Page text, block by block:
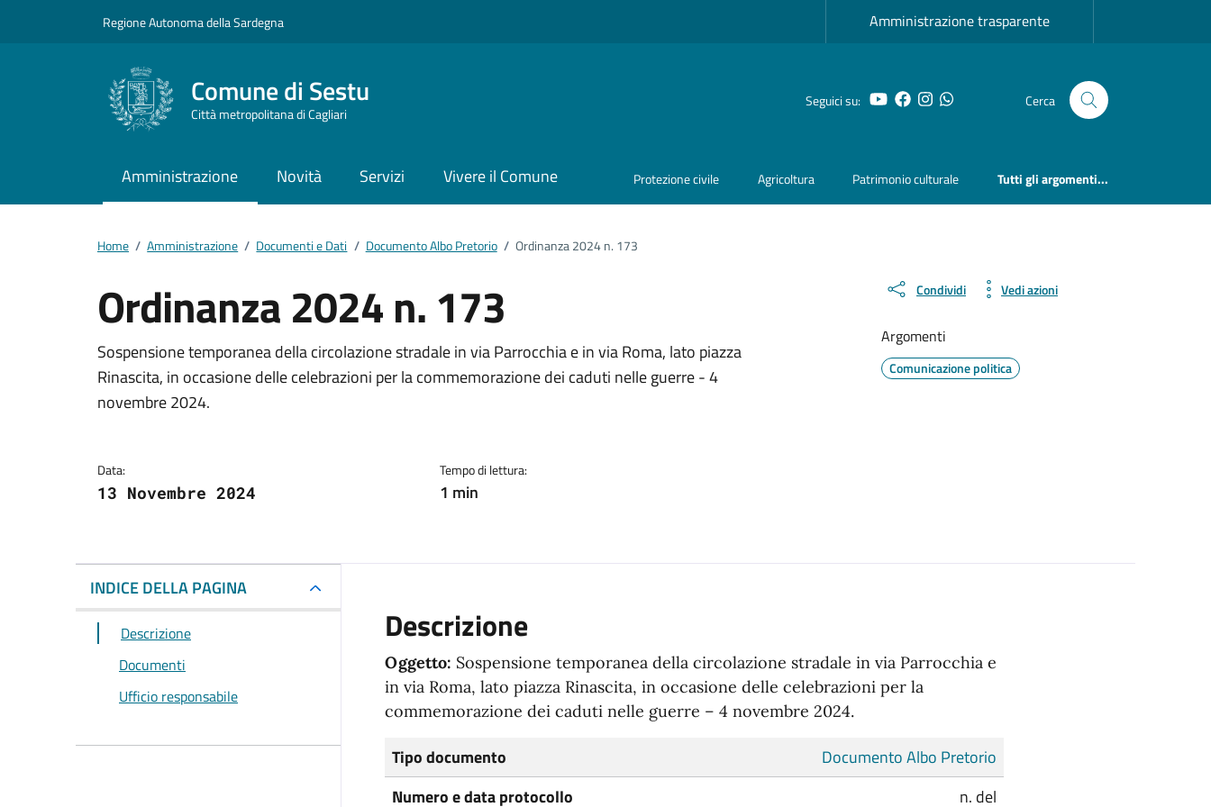
Regione Autonoma della Sardegna Amministrazione trasparente
Comune di Sestu
Città metropolitana di Cagliari
Seguici su: YouTube
Facebook
Instagram
Whatsapp Cerca
Amministrazione Novità Servizi Vivere il Comune Protezione civile Agricoltura Patrimonio culturale Tutti gli argomenti...
Home / Amministrazione / Documenti e Dati / Documento Albo Pretorio / Ordinanza 2024 n. 173
Ordinanza 2024 n. 173
Dettagli del documento
Sospensione temporanea della circolazione stradale in via Parrocchia e in via Roma, lato piazza
Rinascita, in occasione delle celebrazioni per la commemorazione dei caduti nelle guerre - 4
novembre 2024.
Data:
13 Novembre 2024
Tempo di lettura:
1 min
Condividi Vedi azioni
Argomenti
Comunicazione politica
INDICE DELLA PAGINA
Descrizione
Documenti
Ufficio responsabile
Descrizione
Oggetto: Sospensione temporanea della circolazione stradale in via Parrocchia e
in via Roma, lato piazza Rinascita, in occasione delle celebrazioni per la
commemorazione dei caduti nelle guerre – 4 novembre 2024.
Tipo documento
Documento Albo Pretorio
Numero e data protocollo
n. del